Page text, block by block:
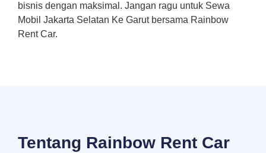
bisnis dengan maksimal. Jangan ragu untuk Sewa
Mobil Jakarta Selatan Ke Garut bersama Rainbow
Rent Car.
Tentang Rainbow Rent Car